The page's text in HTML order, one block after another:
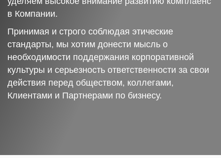
в Компании.
Принимая и строго соблюдая этические
стандарты, мы хотим донести мысль о
необходимости поддержания корпоративной
культуры и серьезность ответственности за свои
действия перед обществом, коллегами,
Клиентами и Партнерами по бизнесу.